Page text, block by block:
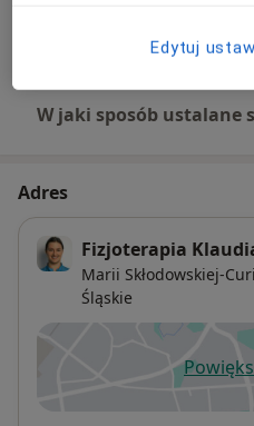
W jaki sposób ustalane
Adres
Fizjoterapia
Marii Skłodowskiej-
Śląskie
Edytuj